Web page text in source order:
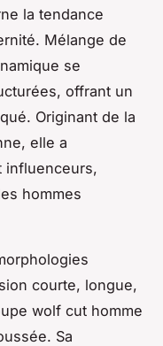
la tendance
Mélange de
se
offrant un
Originant de la
elle a
influenceurs,
hommes
courte, longue,
wolf cut homme
Sa